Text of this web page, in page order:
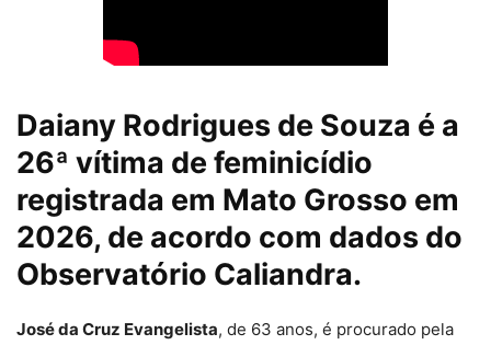
Daiany Rodrigues de Souza é a
26ª vítima de feminicídio
registrada em Mato Grosso em
2026, de acordo com dados do
Observatório Caliandra.
José da Cruz Evangelista, de 63 anos, é procurado pela